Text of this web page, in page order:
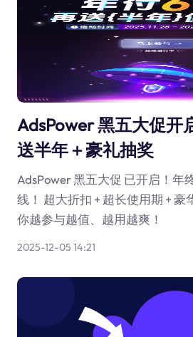
AdsPower 黑五大促开
送半年＋豪礼抽奖
AdsPower 黑五大促 已开启！年
线！ 超大折扣 + 超长使用期 + 豪
你越参与越值、越用越爽！
2025-12-05 14:21